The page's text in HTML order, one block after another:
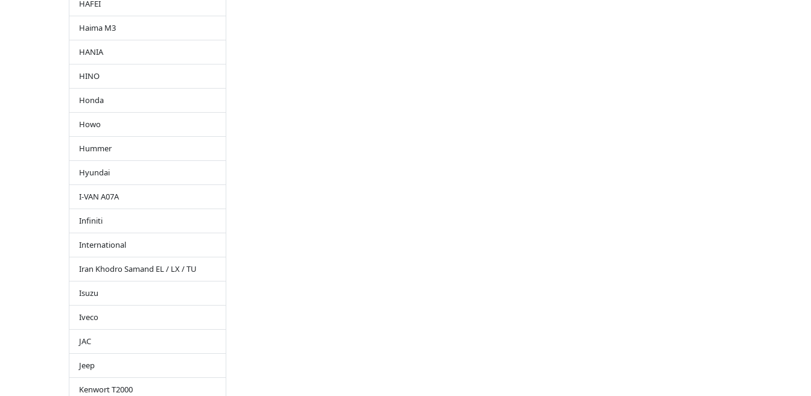
HAFEI
Haima M3
HANIA
HINO
Honda
Howo
Hummer
Hyundai
I-VAN A07A
Infiniti
International
Iran Khodro Samand EL / LX / TU
Isuzu
Iveco
JAC
Jeep
Kenwort T2000